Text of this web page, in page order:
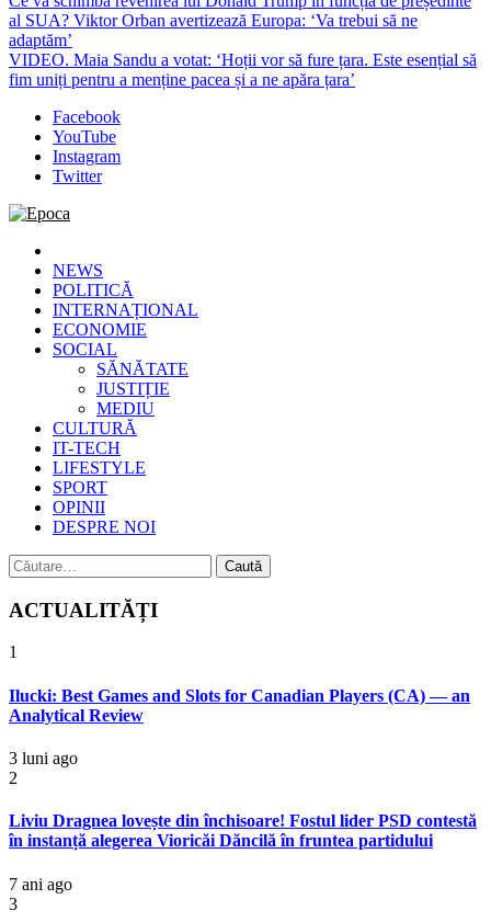
al SUA? Viktor Orban avertizează Europa: ‘Va trebui să ne
adaptăm’
VIDEO. Maia Sandu a votat: ‘Hoții vor să fure țara. Este esențial să
fim uniți pentru a menține pacea și a ne apăra țara’
Facebook
YouTube
Instagram
Twitter
Epoca
Cele mai noi știri online din România
NEWS
POLITICĂ
INTERNAȚIONAL
ECONOMIE
SOCIAL
SĂNĂTATE
JUSTIȚIE
MEDIU
CULTURĂ
IT-TECH
LIFESTYLE
SPORT
OPINII
DESPRE NOI
Caută
după:
ACTUALITĂȚI
1
Ilucki: Best Games and Slots for Canadian Players (CA) — an
Analytical Review
3 luni ago
2
Liviu Dragnea lovește din închisoare! Fostul lider PSD contestă
în instanță alegerea Vioricăi Dăncilă în fruntea partidului
7 ani ago
3